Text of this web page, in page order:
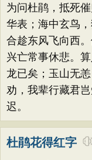
为问杜鹃，抵死
华表；海中玄鸟
合趁东风飞向西
兴亡常事休悲。
龙已矣；玉山无
劝，我辈行藏君
迟。
杜鹃花得红字